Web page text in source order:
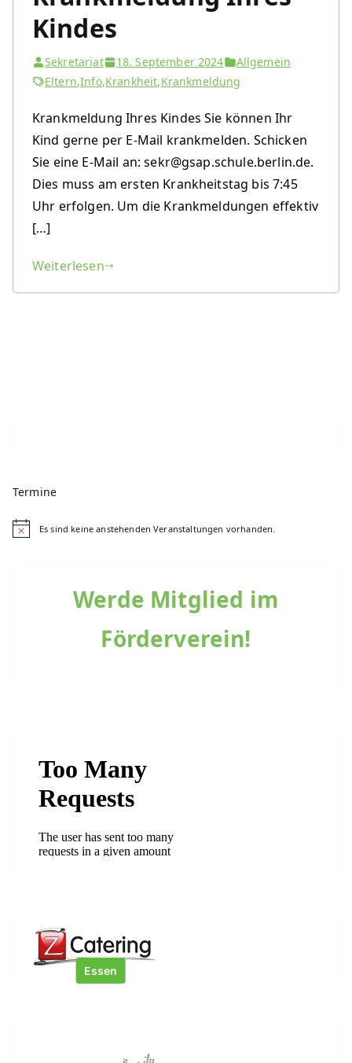
Kindes
Sekretariat 18. September 2024
Allgemein
Eltern,Info,Krankheit,Krankmeldung
Krankmeldung Ihres Kindes Sie können Ihr
Kind gerne per E-Mail krankmelden. Schicken
Sie eine E-Mail an: sekr@gsap.schule.berlin.de.
Dies muss am ersten Krankheitstag bis 7:45
Uhr erfolgen. Um die Krankmeldungen effektiv
[…]
Weiterlesen
Termine
H
Es sind keine anstehenden Veranstaltungen vorhanden.
Werde Mitglied im
Förderverein!
Essen